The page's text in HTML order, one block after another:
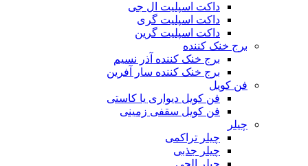
داکت اسپلیت ال جی
داکت اسپلیت گری
داکت اسپلیت گرین
برج خنک کننده
برج خنک کننده آذر نسیم
برج خنک کننده سار آفرین
فن کویل
فن کویل دیواری یا کاستی
فن کویل سقفی زمینی
چیلر
چیلر تراکمی
چیلر جذبی